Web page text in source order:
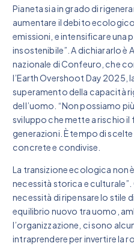
Pianeta sia in grado di
aumentare il debito
emissioni, e intensificare una
insostenibile”. A dichiararlo è
nazionale di Confeuro, che
l’Earth Overshoot Day 2025,
superamento della capacità
dell’uomo. “Non possiamo
sviluppo che mette a rischio il
generazioni. È tempo di
concrete e condivise.
La transizione ecologica non
necessità storica e
necessità di ripensare lo stile
equilibrio nuovo tra uomo,
l’organizzazione, ci sono
intraprendere per invertire la